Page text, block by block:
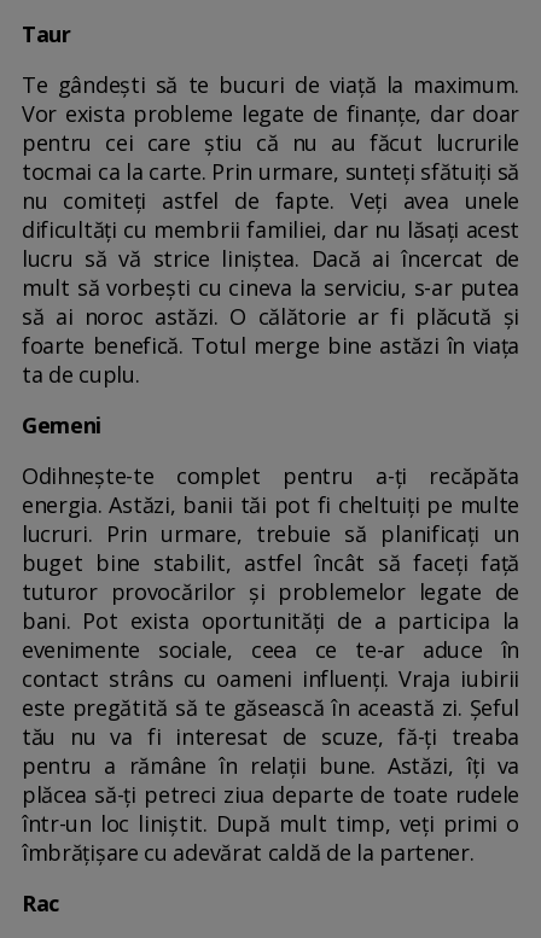
Taur
Te gândești să te bucuri de viață la maximum.
Vor exista probleme legate de finanțe, dar doar
pentru cei care știu că nu au făcut lucrurile
tocmai ca la carte. Prin urmare, sunteți sfătuiți să
nu comiteți astfel de fapte. Veți avea unele
dificultăți cu membrii familiei, dar nu lăsați acest
lucru să vă strice liniștea. Dacă ai încercat de
mult să vorbești cu cineva la serviciu, s-ar putea
să ai noroc astăzi. O călătorie ar fi plăcută și
foarte benefică. Totul merge bine astăzi în viața
ta de cuplu.
Gemeni
Odihnește-te complet pentru a-ți recăpăta
energia. Astăzi, banii tăi pot fi cheltuiți pe multe
lucruri. Prin urmare, trebuie să planificați un
buget bine stabilit, astfel încât să faceți față
tuturor provocărilor și problemelor legate de
bani. Pot exista oportunități de a participa la
evenimente sociale, ceea ce te-ar aduce în
contact strâns cu oameni influenți. Vraja iubirii
este pregătită să te găsească în această zi. Șeful
tău nu va fi interesat de scuze, fă-ți treaba
pentru a rămâne în relații bune. Astăzi, îți va
plăcea să-ți petreci ziua departe de toate rudele
într-un loc liniștit. După mult timp, veți primi o
îmbrățișare cu adevărat caldă de la partener.
Rac